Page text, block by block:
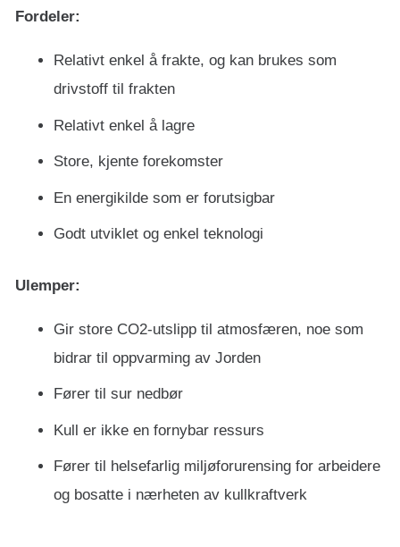
Fordeler:
Relativt enkel å frakte, og kan brukes som
drivstoff til frakten
Relativt enkel å lagre
Store, kjente forekomster
En energikilde som er forutsigbar
Godt utviklet og enkel teknologi
Ulemper:
Gir store CO2-utslipp til atmosfæren, noe som
bidrar til oppvarming av Jorden
Fører til sur nedbør
Kull er ikke en fornybar ressurs
Fører til helsefarlig miljøforurensing for arbeidere
og bosatte i nærheten av kullkraftverk